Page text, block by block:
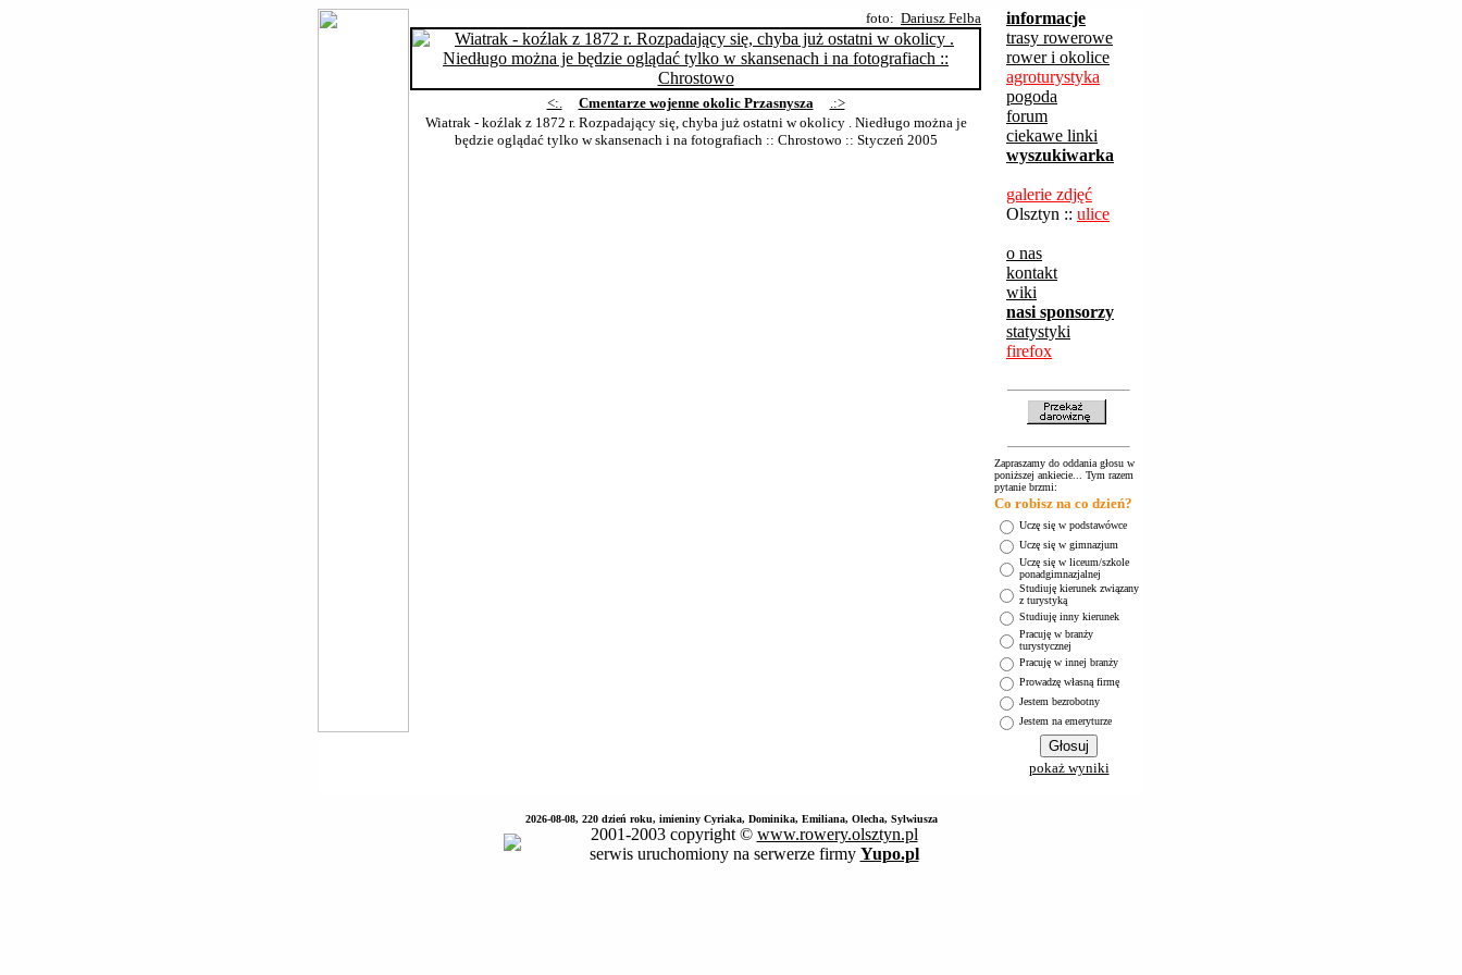
foto: Dariusz Felba
<:. Cmentarze wojenne okolic Przasnysza
.:>
Wiatrak - koźlak z 1872 r. Rozpadający się, chyba już ostatni w okolicy . Niedługo można je
będzie oglądać tylko w skansenach i na fotografiach :: Chrostowo :: Styczeń 2005
informacje
trasy rowerowe
rower i okolice
agroturystyka
pogoda
forum
ciekawe linki
wyszukiwarka
galerie zdjęć
Olsztyn :: ulice
o nas
kontakt
wiki
nasi sponsorzy
statystyki
firefox
Zapraszamy do oddania głosu w
poniższej ankiecie... Tym razem
pytanie brzmi:
Co robisz na co dzień?
Uczę się w podstawówce
Uczę się w gimnazjum
Uczę się w liceum/szkole
ponadgimnazjalnej
Studiuję kierunek związany
z turystyką
Studiuję inny kierunek
Pracuję w branży
turystycznej
Pracuję w innej branży
Prowadzę własną firmę
Jestem bezrobotny
Jestem na emeryturze
pokaż wyniki
2026-08-08, 220 dzień roku, imieniny Cyriaka, Dominika, Emiliana, Olecha, Sylwiusza
2001-2003 copyright © www.rowery.olsztyn.pl
serwis uruchomiony na serwerze firmy Yupo.pl